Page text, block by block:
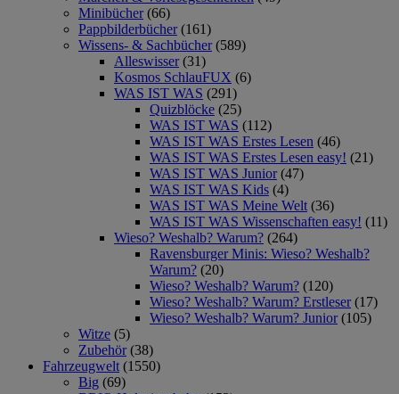
Minibücher (66)
Pappbilderbücher (161)
Wissens- & Sachbücher (589)
Alleswisser (31)
Kosmos SchlauFUX (6)
WAS IST WAS (291)
Quizblöcke (25)
WAS IST WAS (112)
WAS IST WAS Erstes Lesen (46)
WAS IST WAS Erstes Lesen easy! (21)
WAS IST WAS Junior (47)
WAS IST WAS Kids (4)
WAS IST WAS Meine Welt (36)
WAS IST WAS Wissenschaften easy! (11)
Wieso? Weshalb? Warum? (264)
Ravensburger Minis: Wieso? Weshalb?
Warum? (20)
Wieso? Weshalb? Warum? (120)
Wieso? Weshalb? Warum? Erstleser (17)
Wieso? Weshalb? Warum? Junior (105)
Witze (5)
Zubehör (38)
Fahrzeugwelt (1550)
Big (69)